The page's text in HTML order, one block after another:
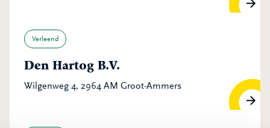
Verleend
Den Hartog B.V.
Wilgenweg 4, 2964 AM Groot-Ammers